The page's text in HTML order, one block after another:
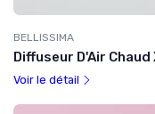
BELLISSIMA
Diffuseur D'Air Chaud
Voir le détail